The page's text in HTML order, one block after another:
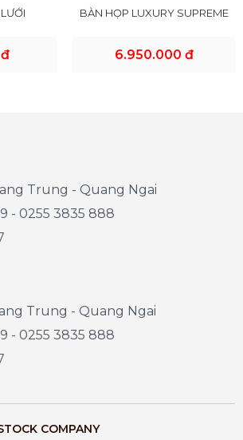
BÀN HỌP LUXURY SUPREME
6.950.000 đ
Trung - Quang Ngai
- 0255 3835 888
Trung - Quang Ngai
- 0255 3835 888
COMPANY